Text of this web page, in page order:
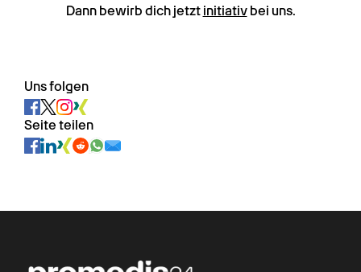
Dann bewirb dich jetzt initiativbei uns.
Uns folgen
Seite teilen